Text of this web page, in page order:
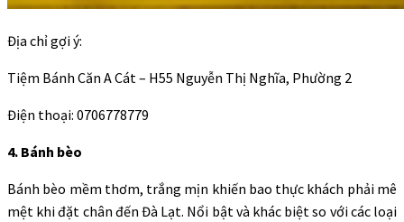
Địa chỉ gợi ý:
Tiệm Bánh Căn A Cát – H55 Nguyễn Thị Nghĩa, Phường 2
Điện thoại: 0706778779
4. Bánh bèo
Bánh bèo mềm thơm, trắng mịn khiến bao thực khách phải mê
mệt khi đặt chân đến Đà Lạt. Nổi bật và khác biệt so với các loại